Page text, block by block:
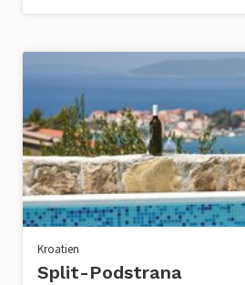
Kroatien
Split-Podstrana